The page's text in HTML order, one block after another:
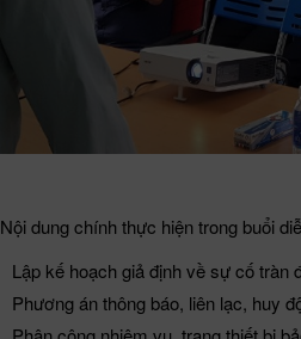
Nội dung chính thực hiện trong buổi
Lập kế hoạch giả định về sự cố tràn
Phương án thông báo, liên lạc, huy